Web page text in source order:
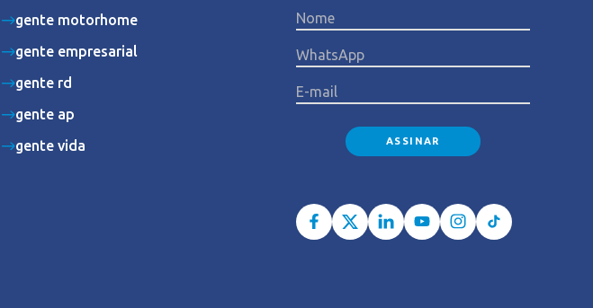
gente motorhome
gente empresarial
gente rd
gente ap
gente vida